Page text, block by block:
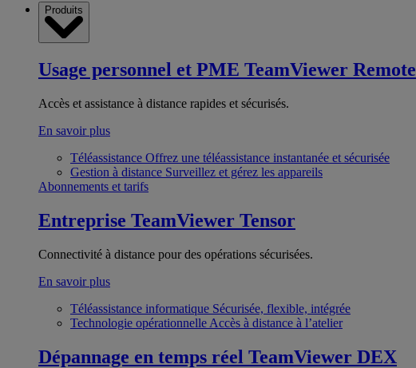
Produits
Usage personnel et PME TeamViewer Remote
Accès et assistance à distance rapides et sécurisés.
En savoir plus
Téléassistance Offrez une téléassistance instantanée et sécurisée
Gestion à distance Surveillez et gérez les appareils
Abonnements et tarifs
Entreprise TeamViewer Tensor
Connectivité à distance pour des opérations sécurisées.
En savoir plus
Téléassistance informatique Sécurisée, flexible, intégrée
Technologie opérationnelle Accès à distance à l’atelier
Dépannage en temps réel TeamViewer DEX